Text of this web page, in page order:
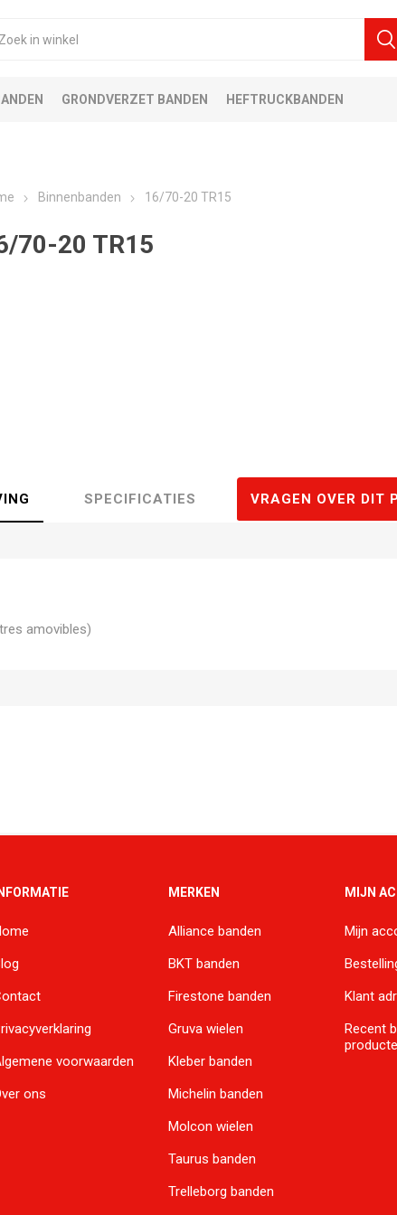
GRONDVERZET BANDEN HEFTRUCKBANDEN
Binnenbanden 16/70-20 TR15
70-20 TR15
SPECIFICATIES VRAGEN OVER DIT
amovibles)
INFORMATIE
voorwaarden
ons
MERKEN
Alliance banden
BKT banden
Firestone banden
Gruva wielen
Kleber banden
Michelin banden
Molcon wielen
Taurus banden
Trelleborg banden
MIJN
Mijn
Klant
Recent